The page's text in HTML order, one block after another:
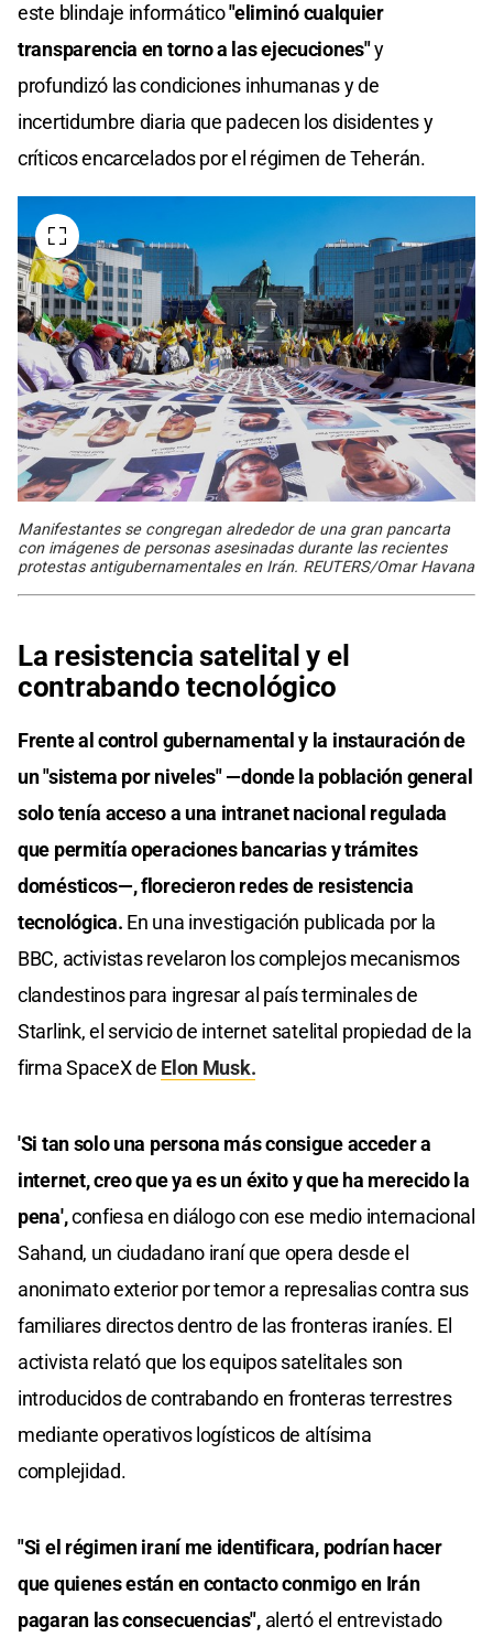
este blindaje informático"eliminó cualquier
transparencia en torno a las ejecuciones"y
profundizó las condiciones inhumanas y de
incertidumbre diaria que padecen los disidentes y
críticos encarcelados por el régimen de Teherán.
Manifestantes se congregan alrededor de una gran pancarta
con imágenes de personas asesinadas durante las recientes
protestas antigubernamentales en Irán. REUTERS/Omar Havana
La resistencia satelital y el
contrabando tecnológico
Frente al control gubernamental y la instauración de
un "sistema por niveles" —donde la población general
solo tenía acceso a una intranet nacional regulada
que permitía operaciones bancarias y trámites
domésticos—, florecieron redes de resistencia
tecnológica. En una investigación publicada por la
BBC, activistas revelaron los complejos mecanismos
clandestinos para ingresar al país terminales de
Starlink, el servicio de internet satelital propiedad de la
firma SpaceX de Elon Musk.
'Si tan solo una persona más consigue acceder a
internet, creo que ya es un éxito y que ha merecido la
pena',confiesa en diálogo con ese medio internacional
Sahand, un ciudadano iraní que opera desde el
anonimato exterior por temor a represalias contra sus
familiares directos dentro de las fronteras iraníes. El
activista relató que los equipos satelitales son
introducidos de contrabando en fronteras terrestres
mediante operativos logísticos de altísima
complejidad.
"Si el régimen iraní me identificara, podrían hacer
que quienes están en contacto conmigo en Irán
pagaran las consecuencias",alertó el entrevistado